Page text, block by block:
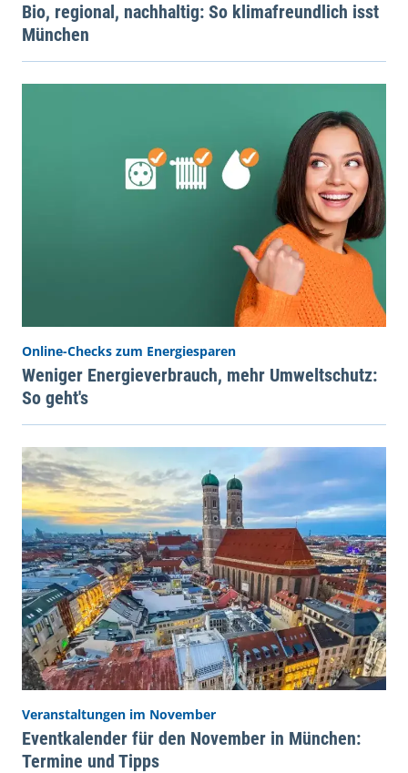
Bio, regional, nachhaltig: So klimafreundlich isst
München
Online-Checks zum Energiesparen
Weniger Energieverbrauch, mehr Umweltschutz:
So geht's
Veranstaltungen im November
Eventkalender für den November in München:
Termine und Tipps